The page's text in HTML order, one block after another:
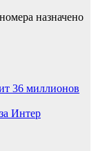
назначено
36 миллионов
Интер